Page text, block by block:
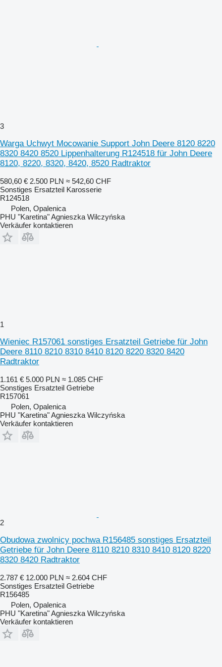
3
Warga Uchwyt Mocowanie Support John Deere 8120 8220
8320 8420 8520 Lippenhalterung R124518 für John Deere
8120, 8220, 8320, 8420, 8520 Radtraktor
580,60 € 2.500 PLN ≈ 542,60 CHF
Sonstiges Ersatzteil Karosserie
R124518
Polen, Opalenica
PHU "Karetina" Agnieszka Wilczyńska
Verkäufer kontaktieren
1
Wieniec R157061 sonstiges Ersatzteil Getriebe für John
Deere 8110 8210 8310 8410 8120 8220 8320 8420
Radtraktor
1.161 € 5.000 PLN ≈ 1.085 CHF
Sonstiges Ersatzteil Getriebe
R157061
Polen, Opalenica
PHU "Karetina" Agnieszka Wilczyńska
Verkäufer kontaktieren
2
Obudowa zwolnicy pochwa R156485 sonstiges Ersatzteil
Getriebe für John Deere 8110 8210 8310 8410 8120 8220
8320 8420 Radtraktor
2.787 € 12.000 PLN ≈ 2.604 CHF
Sonstiges Ersatzteil Getriebe
R156485
Polen, Opalenica
PHU "Karetina" Agnieszka Wilczyńska
Verkäufer kontaktieren